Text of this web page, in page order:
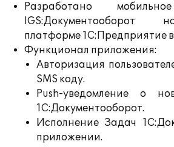
Разработано
IGS:Документооборот
платформе 1С:Предприятие
Функционал приложения:
Авторизация
SMS коду.
Push-уведомление о
1С:Документооборот.
Исполнение Задач
приложении.